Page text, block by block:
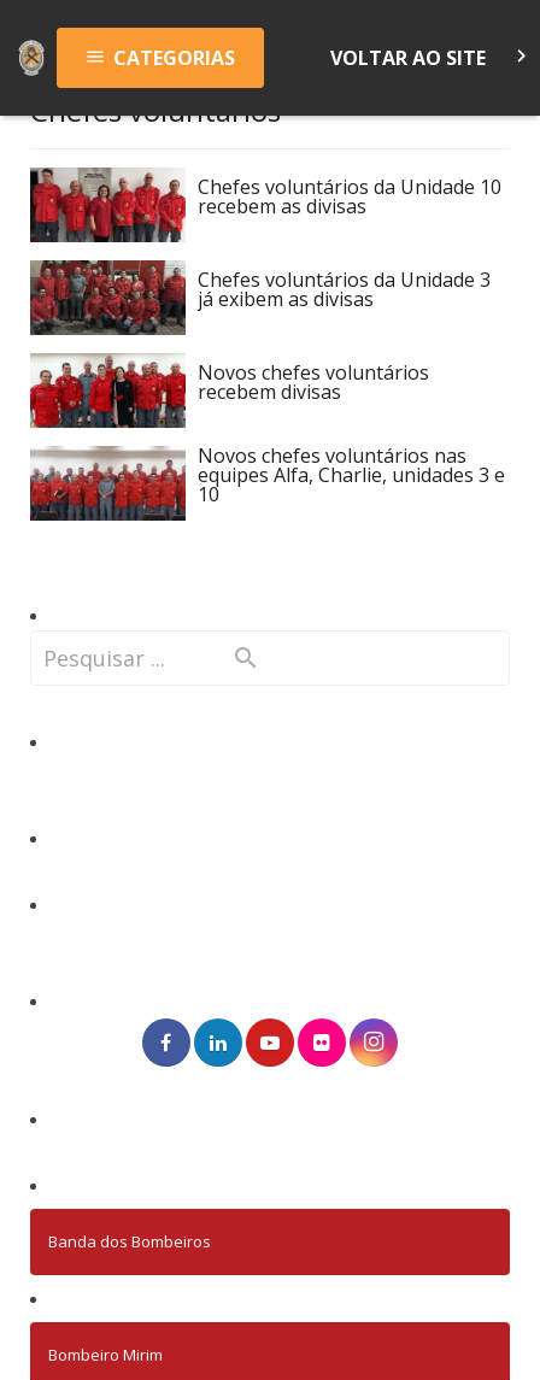
menu CATEGORIAS VOLTAR AO SITE keyboard_arrow_right
Chefes voluntários
Chefes voluntários da Unidade 10
recebem as divisas
Chefes voluntários da Unidade 3
já exibem as divisas
Novos chefes voluntários
recebem divisas
Novos chefes voluntários nas
equipes Alfa, Charlie, unidades 3 e
10
Banda dos Bombeiros
Bombeiro Mirim